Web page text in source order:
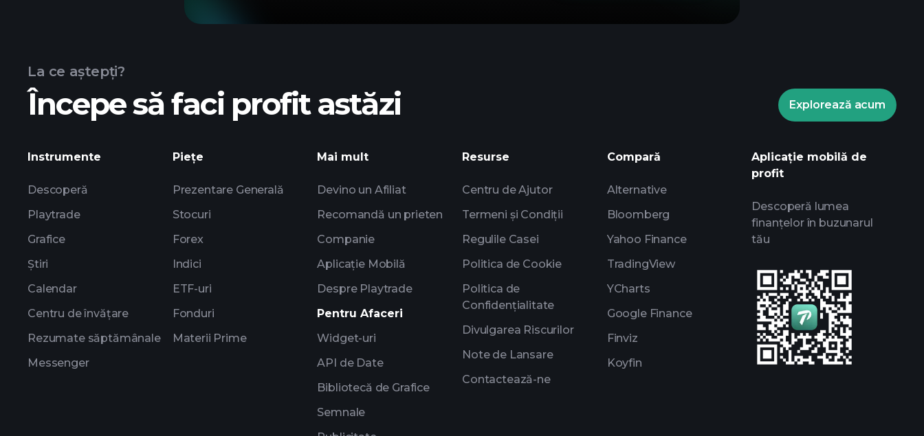
La ce aștepți?
Începe să faci profit astăzi Explorează acum
Instrumente
Descoperă
Playtrade
Grafice
Știri
Calendar
Centru de învățare
Rezumate săptămânale
Messenger
Piețe
Prezentare Generală
Stocuri
Forex
Indici
ETF-uri
Fonduri
Materii Prime
Mai mult
Devino un Afiliat
Recomandă un prieten
Companie
Aplicație Mobilă
Despre Playtrade
Pentru Afaceri
Widget-uri
API de Date
Bibliotecă de Grafice
Semnale
Resurse
Centru de Ajutor
Termeni și Condiții
Regulile Casei
Politica de Cookie
Politica de
Confidențialitate
Divulgarea Riscurilor
Note de Lansare
Contactează-ne
Compară
Alternative
Bloomberg
Yahoo Finance
TradingView
YCharts
Google Finance
Finviz
Koyfin
Aplicație mobilă de
profit
Descoperă lumea
finanțelor în buzunarul
tău